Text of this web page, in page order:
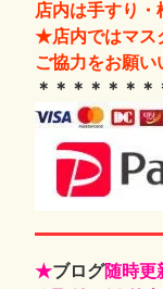
店内は手すり
★店内ではマス
ご協力をお願い
＊＊＊＊＊＊
★ブログ随時更